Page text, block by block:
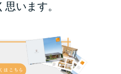
います。